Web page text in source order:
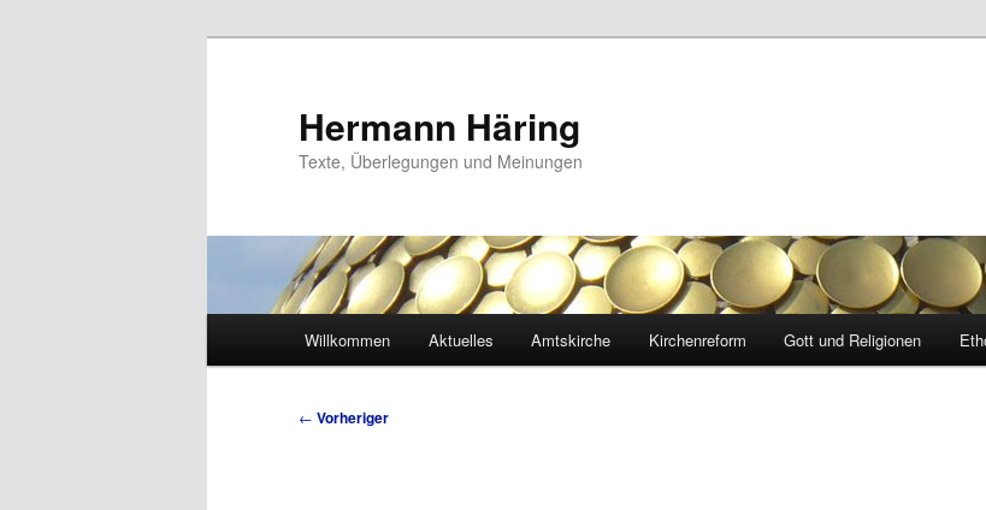
Hermann Häring
Texte, Überlegungen und Meinungen
Willkommen Aktuelles Amtskirche Kirchenreform Gott und Religionen
Beitragsnavigation
← Vorheriger